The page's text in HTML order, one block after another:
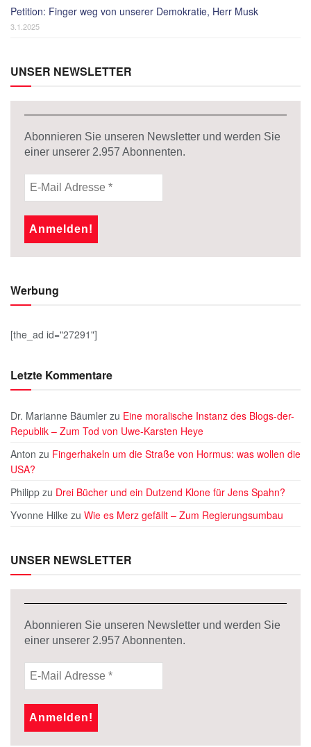
Petition: Finger weg von unserer Demokratie, Herr Musk
3.1.2025
UNSER NEWSLETTER
Abonnieren Sie unseren Newsletter und werden Sie
einer unserer 2.957 Abonnenten.
Werbung
[the_ad id="27291"]
Letzte Kommentare
Dr. Marianne Bäumler zu Eine moralische Instanz des Blogs-der-
Republik – Zum Tod von Uwe-Karsten Heye
Anton zu Fingerhakeln um die Straße von Hormus: was wollen die
USA?
Philipp zu Drei Bücher und ein Dutzend Klone für Jens Spahn?
Yvonne Hilke zu Wie es Merz gefällt – Zum Regierungsumbau
UNSER NEWSLETTER
Abonnieren Sie unseren Newsletter und werden Sie
einer unserer 2.957 Abonnenten.